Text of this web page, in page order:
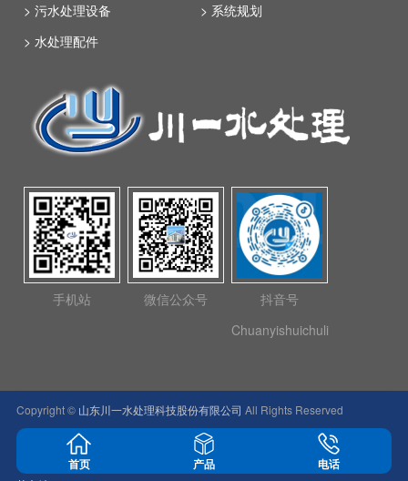
> 污水处理设备
> 系统规划
> 水处理配件
手机站 微信公众号
抖音号
Chuanyishuichuli
Copyright © 山东川一水处理科技股份有限公司 All Rights Reserved
鲁ICP备18003518号-5
首页 产品 电话